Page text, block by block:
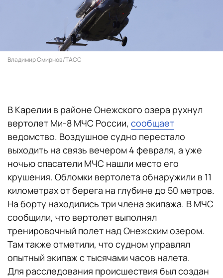
Владимир Смирнов/ТАСС
В Карелии в районе Онежского озера рухнул
вертолет Ми-8 МЧС России, сообщает
ведомство. Воздушное судно перестало
выходить на связь вечером 4 февраля, а уже
ночью спасатели МЧС нашли место его
крушения. Обломки вертолета обнаружили в 11
километрах от берега на глубине до 50 метров.
На борту находились три члена экипажа. В МЧС
сообщили, что вертолет выполнял
тренировочный полет над Онежским озером.
Там также отметили, что судном управлял
опытный экипаж с тысячами часов налета.
Для расследования происшествия был создан